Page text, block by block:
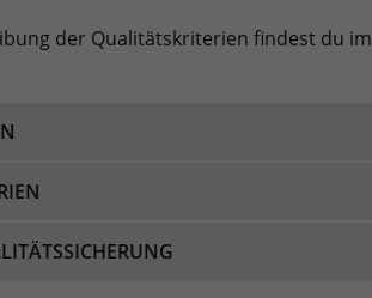
der Qualitätskriterien findest du im